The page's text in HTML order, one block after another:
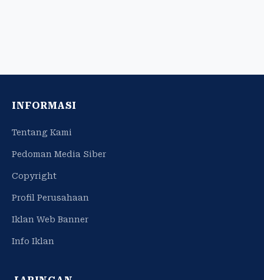
INFORMASI
Tentang Kami
Pedoman Media Siber
Copyright
Profil Perusahaan
Iklan Web Banner
Info Iklan